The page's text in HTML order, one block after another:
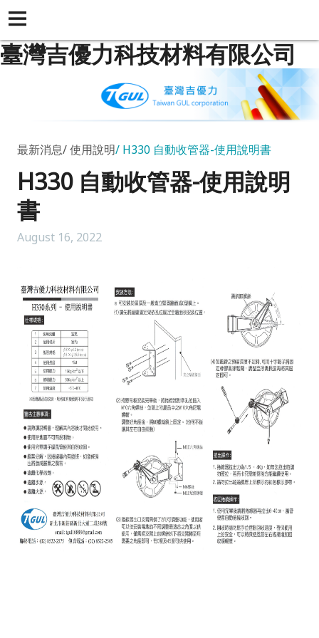
臺灣吉優力科技材料有限公司
最新消息 使用說明 H330 自動收管器-使用說明書
H330 自動收管器-使用說明
書
August 16, 2022